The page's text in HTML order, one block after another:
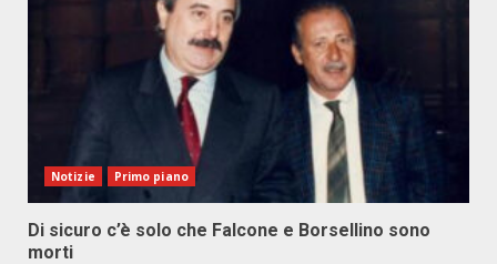
Notizie Primo piano
Di sicuro c’è solo che Falcone e Borsellino sono
morti